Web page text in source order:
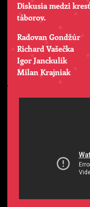
Diskusia medzi
táborov.
Radovan Gondžúr
Richard Vašečka
Igor Janckulík
Milan Krajniak